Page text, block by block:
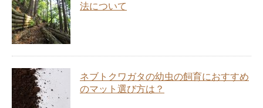
法について
ネブトクワガタの幼虫の飼育におすすめ
のマット選び方は？